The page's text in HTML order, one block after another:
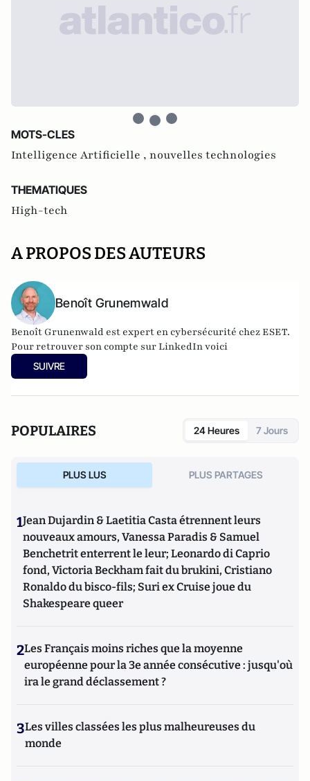
MOTS-CLES
Intelligence Artificielle , nouvelles technologies
THEMATIQUES
High-tech
A PROPOS DES AUTEURS
Benoît Grunemwald
Benoît Grunenwald est expert en cybersécurité chez ESET.
Pour retrouver son compte sur LinkedIn voici
SUIVRE
POPULAIRES 24 Heures 7 Jours
PLUS LUS PLUS PARTAGES
1Jean Dujardin & Laetitia Casta étrennent leurs
nouveaux amours, Vanessa Paradis & Samuel
Benchetrit enterrent le leur; Leonardo di Caprio
fond, Victoria Beckham fait du brukini, Cristiano
Ronaldo du bisco-fils; Suri ex Cruise joue du
Shakespeare queer
2Les Français moins riches que la moyenne
européenne pour la 3e année consécutive : jusqu'où
ira le grand déclassement ?
3Les villes classées les plus malheureuses du
monde